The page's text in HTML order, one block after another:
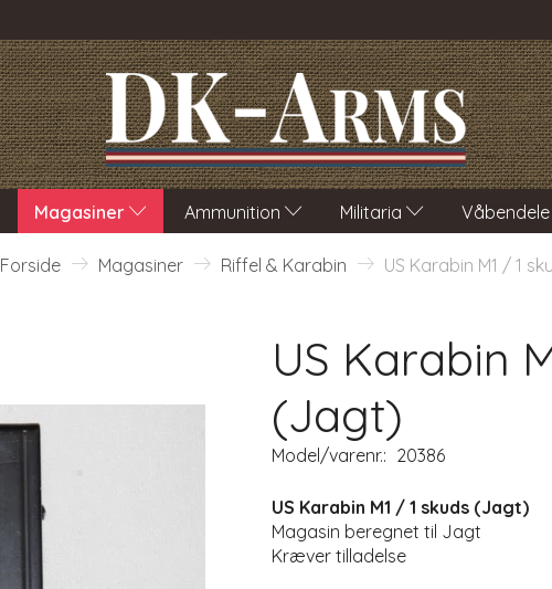
Magasiner Ammunition Militaria Våbendele
Forside Magasiner Riffel & Karabin US Karabin M1 / 1
US Karabin
(Jagt)
Model/varenr.: 20386
US Karabin M1 / 1 skuds (Jagt)
Magasin beregnet til Jagt
Kræver tilladelse